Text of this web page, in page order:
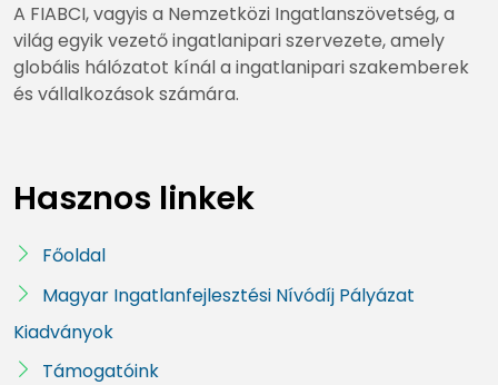
A FIABCI, vagyis a Nemzetközi Ingatlanszövetség, a
világ egyik vezető ingatlanipari szervezete, amely
globális hálózatot kínál a ingatlanipari szakemberek
és vállalkozások számára.
Hasznos linkek
Főoldal
Magyar Ingatlanfejlesztési Nívódíj Pályázat
Kiadványok
Támogatóink